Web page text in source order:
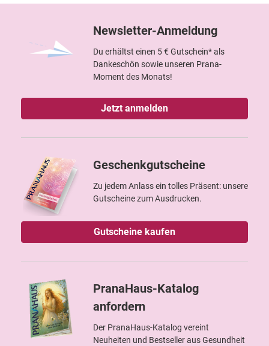
Newsletter-Anmeldung
Du erhältst einen 5 € Gutschein* als
Dankeschön sowie unseren Prana-
Moment des Monats!
Jetzt anmelden
Geschenkgutscheine
Zu jedem Anlass ein tolles Präsent: unsere
Gutscheine zum Ausdrucken.
Gutscheine kaufen
PranaHaus-Katalog
anfordern
Der PranaHaus-Katalog vereint
Neuheiten und Bestseller aus Gesundheit